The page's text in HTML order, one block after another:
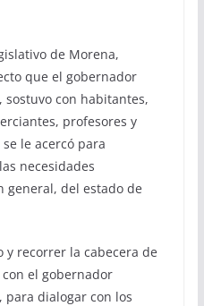
de Morena,
que el gobernador
sostuvo con habitantes,
profesores y
le acercó para
necesidades
general, del estado de
y recorrer la cabecera de
el gobernador
para dialogar con los